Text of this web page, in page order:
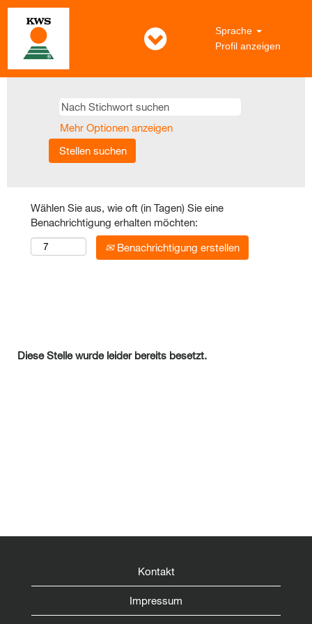
Sprache
Profil anzeigen
Mehr Optionen anzeigen
Wählen Sie aus, wie oft (in Tagen) Sie eine
Benachrichtigung erhalten möchten:
Benachrichtigung erstellen
Diese Stelle wurde leider bereits besetzt.
Kontakt
Impressum